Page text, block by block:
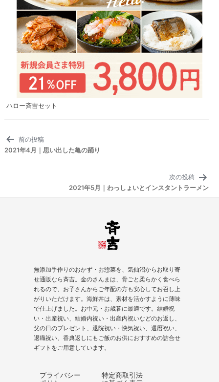
ハロー斉吉セット
投
稿
前の投稿
2021年4月｜思い出した亀の踊り
次の投稿
2021年5月｜わっしょいとインスタントラーメン
無添加手作りのおかず・お惣菜を、気仙沼からお取り寄
せ通販なら斉吉。金のさんまは、骨ごと柔らかく食べら
れるので、お子さんからご年配の方も安心してお召し上
がりいただけます。海鮮丼は、素材を活かすように薄味
で仕上げました。お中元・お歳暮に最適です。結婚祝
い・出産祝い、結婚内祝い・出産内祝いなどのお返し、
父の日のプレゼント、 退院祝い・快気祝い、 還暦祝い、
退職祝い、香典返しにもご飯のお供におすすめの詰合せ
ギフトをご用意しています。
プライバシー
特定商取引法